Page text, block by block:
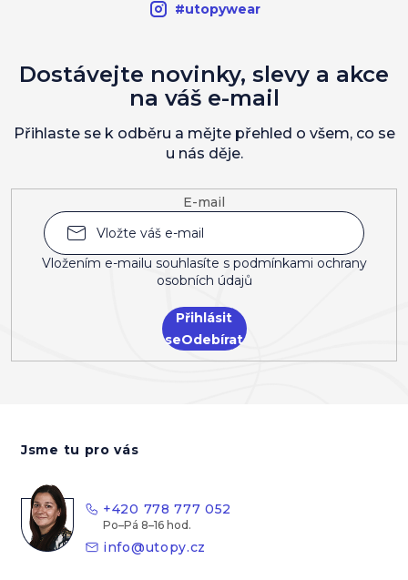
#utopywear
E-mail
Vložením e-mailu souhlasíte s podmínkami ochrany
osobních údajů
Přihlásit
se
Dostávejte novinky, slevy a akce
na váš e-mail
Přihlaste se k odběru a mějte přehled o všem, co se
u nás děje.
Jsme tu pro vás
+420 778 777 052
info@utopy.cz